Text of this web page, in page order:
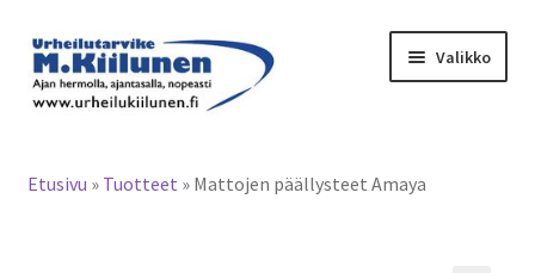
Siirry
navigointiin
Siirry
sisältöön
Valikko
Etusivu » Tuotteet » Mattojen päällysteet Amaya